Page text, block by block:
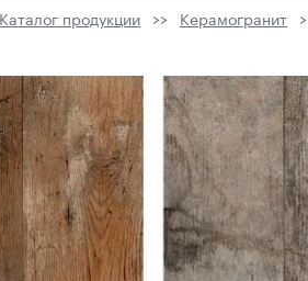
Каталог продукции Керамогранит